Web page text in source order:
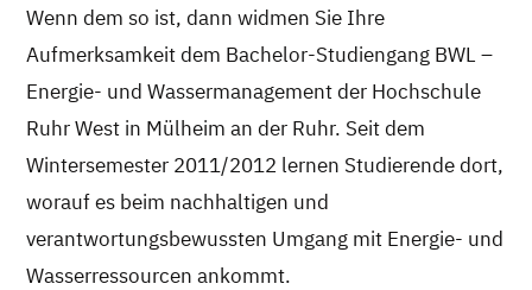
Wenn dem so ist, dann widmen Sie Ihre
Aufmerksamkeit dem Bachelor-Studiengang BWL –
Energie- und Wassermanagement der Hochschule
Ruhr West in Mülheim an der Ruhr. Seit dem
Wintersemester 2011/2012 lernen Studierende dort,
worauf es beim nachhaltigen und
verantwortungsbewussten Umgang mit Energie- und
Wasserressourcen ankommt.